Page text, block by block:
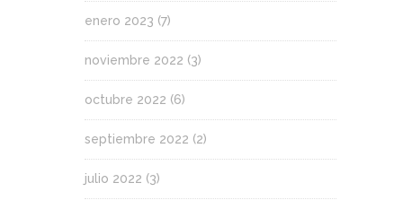
enero 2023 (7)
noviembre 2022 (3)
octubre 2022 (6)
septiembre 2022 (2)
julio 2022 (3)